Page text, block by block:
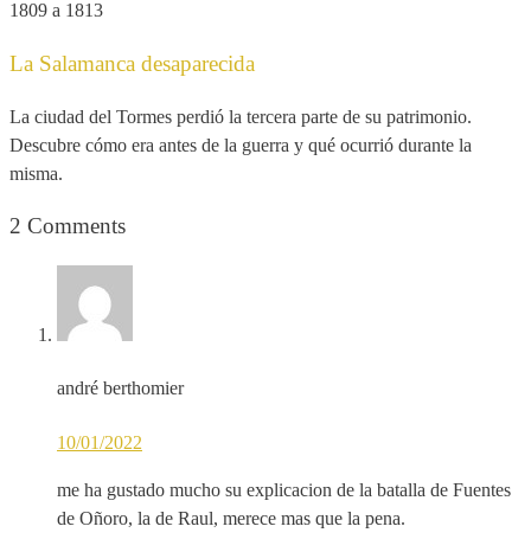
1809 a 1813
La Salamanca desaparecida
La ciudad del Tormes perdió la tercera parte de su patrimonio.
Descubre cómo era antes de la guerra y qué ocurrió durante la
misma.
2 Comments
andré berthomier
10/01/2022
me ha gustado mucho su explicacion de la batalla de Fuentes
de Oñoro, la de Raul, merece mas que la pena.